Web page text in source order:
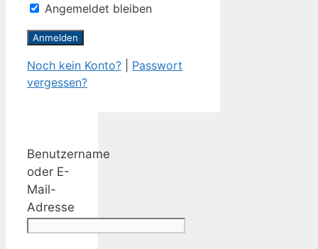
Angemeldet bleiben
Noch kein Konto?
Passwort
vergessen?
Benutzername
oder E-
Mail-
Adresse